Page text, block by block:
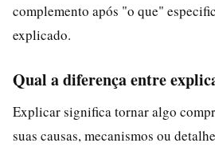
complemento após "o que"
explicado.
Qual a diferença entre
Explicar significa tornar algo
suas causas, mecanismos ou